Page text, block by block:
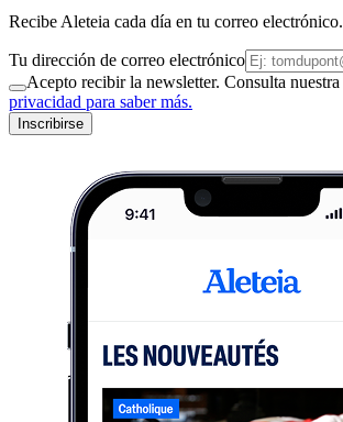
Recibe Aleteia cada día en tu correo electrónico.
Tu dirección de correo electrónico
Acepto recibir la newsletter. Consulta nuestra
privacidad para saber más.
Inscribirse